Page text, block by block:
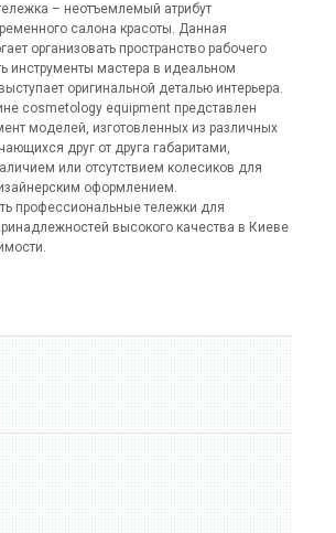
термометры
косметолога
дерматолога
– неотъемлемый атрибут
салона красоты. Данная
организовать пространство рабочего
инструменты мастера в идеальном
оригинальной деталью интерьера.
cosmetology equipment представлен
моделей, изготовленных из различных
друг от друга габаритами,
или отсутствием колесиков для
оформлением.
профессиональные тележки для
высокого качества в Киеве